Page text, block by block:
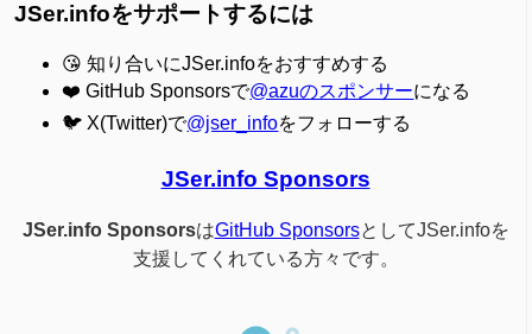
JSer.infoをサポートするには
😘 知り合いにJSer.infoをおすすめする
❤️ GitHub Sponsorsで@azuのスポンサーになる
🐦 X(Twitter)で@jser_infoをフォローする
JSer.info Sponsors
JSer.info SponsorsはGitHub SponsorsとしてJSer.infoを
支援してくれている方々です。